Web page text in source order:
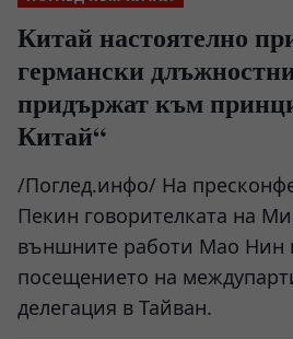
Китай настоятелно
германски
придържат към
Китай“
/Поглед.инфо/ На
Пекин говорителката на
външните работи Мао Нин
посещението на
делегация в Тайван.